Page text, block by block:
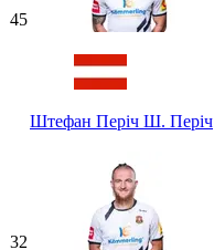
45
Штефан Періч Ш. Періч
32